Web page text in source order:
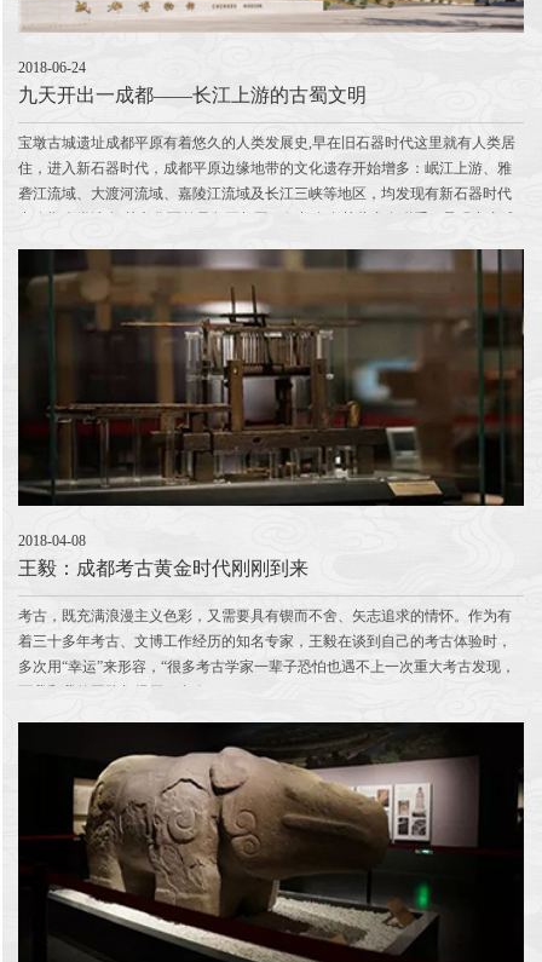
2018-06-24
九天开出一成都——长江上游的古蜀文明
宝墩古城遗址成都平原有着悠久的人类发展史,早在旧石器时代这里就有人类居
住，进入新石器时代，成都平原边缘地带的文化遗存开始增多：岷江上游、雅
砻江流域、大渡河流域、嘉陵江流域及长江三峡等地区，均发现有新石器时代
中晚期人类遗存,其文化面貌虽各不相同，但却存在某些内在联系，呈现出由成
——宝墩文化。
2018-04-08
王毅：成都考古黄金时代刚刚到来
考古，既充满浪漫主义色彩，又需要具有锲而不舍、矢志追求的情怀。作为有
着三十多年考古、文博工作经历的知名专家，王毅在谈到自己的考古体验时，
多次用“幸运”来形容，“很多考古学家一辈子恐怕也遇不上一次重大考古发现，